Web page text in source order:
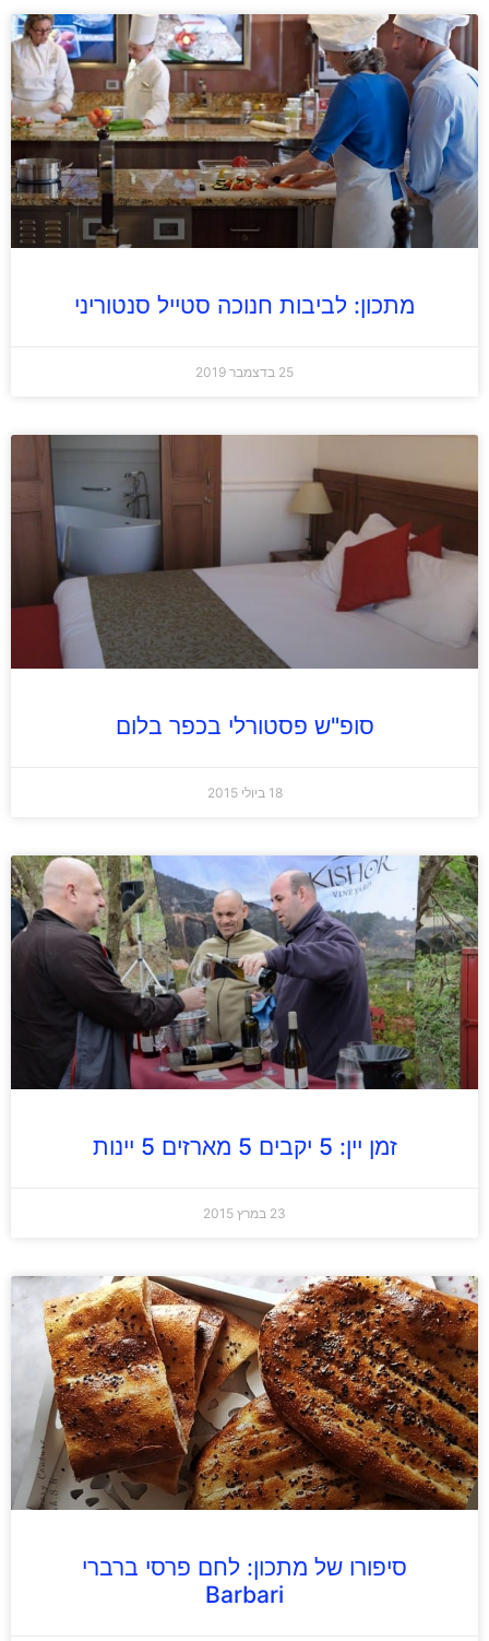
מתכון: לביבות חנוכה סטייל סנטוריני
25 בדצמבר 2019
סופ"ש פסטורלי בכפר בלום
18 ביולי 2015
זמן יין: 5 יקבים 5 מארזים 5 יינות
23 במרץ 2015
סיפורו של מתכון: לחם פרסי ברברי
Barbari